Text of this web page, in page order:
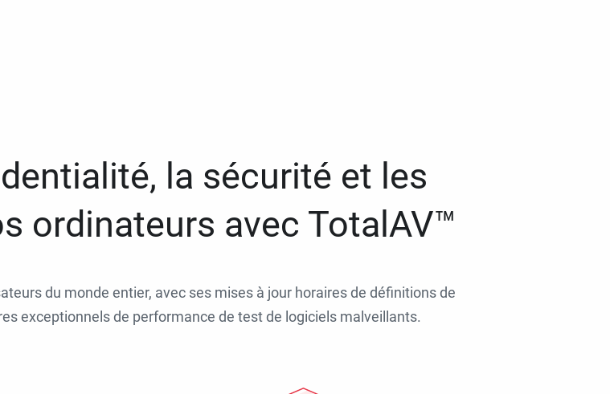
la sécurité et les
ordinateurs avec TotalAV™
du monde entier, avec ses mises à jour horaires de définitions de
exceptionnels de performance de test de logiciels malveillants.